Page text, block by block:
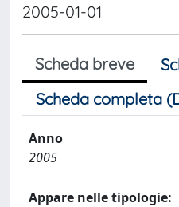
2005-01-01
Scheda breve
Scheda completa
Anno
2005
Appare nelle tipologie: